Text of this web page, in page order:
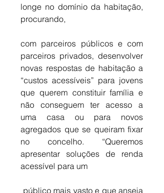
longe no domínio da habitação,
procurando,
com parceiros públicos e com
parceiros privados, desenvolver
novas respostas de habitação a
“custos acessíveis” para jovens
que querem constituir família e
não conseguem ter acesso a
uma casa ou para novos
agregados que se queiram fixar
no concelho. “Queremos
apresentar soluções de renda
acessível para um